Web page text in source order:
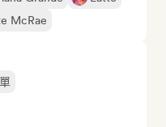
McRae